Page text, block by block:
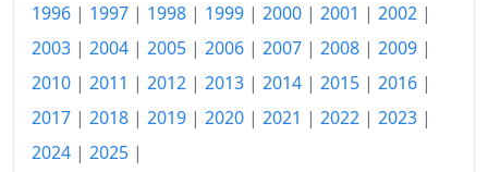
2015
162.67
2017
166.75
2018
1996 | 1997 | 1998 | 1999 | 2000 | 2001 | 2002 |
2003 | 2004 | 2005 | 2006 | 2007 | 2008 | 2009 |
2010 | 2011 | 2012 | 2013 | 2014 | 2015 | 2016 |
2017 | 2018 | 2019 | 2020 | 2021 | 2022 | 2023 |
2024 | 2025 |